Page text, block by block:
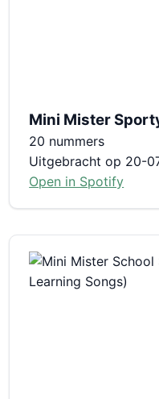
Mini Mister
20 nummers
Uitgebracht op 20-
Open in Spotify